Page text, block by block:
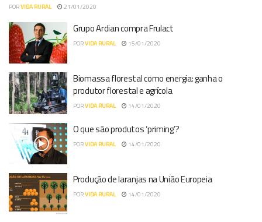
PORVIDA RURAL 21/01/2020
Grupo Ardian compra Frulact
PORVIDA RURAL 15/01/2020
Biomassa florestal como energia: ganha o
produtor florestal e agrícola
PORVIDA RURAL 14/01/2020
O que são produtos ‘priming’?
PORVIDA RURAL 14/01/2020
Produção de laranjas na União Europeia
PORVIDA RURAL 14/01/2020